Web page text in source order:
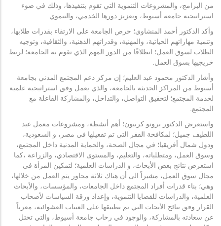
من البرامج، والمشروعات التنموية التي تقوم بتنفيذها، وذلك في ضوء
استراتيجية جامعة أسيوط، وتعزيز دورها الخدمي، والتنموي.
وأكد الدكتور أحمد المنشاوي؛ حرص الجامعة على الارتقاء بقدرات طلابها،
وتنمية مهاراتهم الحياتية، والمهنية، وقدراتهم الذهنية، والثقافية، وتوجيه
الطلاب لسوق العمل؛ انطلاقًا من الدور المهم الذي تقوم به الجامعة؛ لربط
خريجيها بسوق العمل.
وأشار الدكتور محمود عبد العليم؛ إن مركز دعم المجتمع المدني بجامعة
أسيوط من المراكز الحديثة بالجامعة، والذي يعمل وفق استراتيجية علمية
لخدمة المجتمع؛ لتحقيق التواصل، والتداخل، والمشاركة الفاعلة مع
المجتمع.
واستعرض الدكتور برونو كريبون؛ أهم أنشطة، ومشروعات معمل عبد
اللطيف جميل؛ لمكافحة الفقر التي تم تفعيلها في مصر، و السعودية،
ودول شمال أفريقيا؛ في مجال الصحة، والحماية المدنية داخل المجتمع،
وسوق العمل، ومتطلباته، والتعليم، والمستوى الاقتصادي، والزراعة ،كما
استعرض نتائج بعض الأبحاث، و الدراسات العلمية؛ لتمكين المرأة في
مجال سوق العمل، مشيراً الى أن هناك ثلاثة محاور يتم العمل من خلالها،
وهي؛ بناء قدرات أفراد المجتمع داخل الجامعات، والمؤسسات، والأبحاث
العلمية، والدراسات للقضايا التنموية، وإعداد ورقة السياسات لأصحاب
القرار وفق نتائج الأبحاث التي تم تطبيقها على العينات العشوائية، معرباً
عن سعادته بالمشاركة، والوجود في رحاب جامعة أسيوط، والتي تحتل